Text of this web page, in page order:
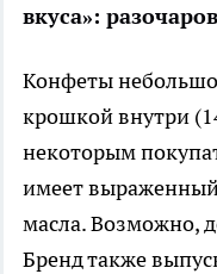
вкуса»:
Конфеты
крошкой внутри
некоторым
имеет
масла. Возможно,
Бренд также